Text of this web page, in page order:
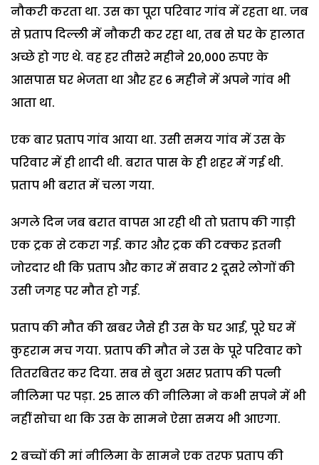
नौकरी करता था. उस का पूरा परिवार गांव में रहता था. जब
से प्रताप दिल्ली में नौकरी कर रहा था, तब से घर के हालात
अच्छे हो गए थे. वह हर तीसरे महीने 20,000 रुपए के
आसपास घर भेजता था और हर 6 महीने में अपने गांव भी
आता था.
एक बार प्रताप गांव आया था. उसी समय गांव में उस के
परिवार में ही शादी थी. बरात पास के ही शहर में गई थी.
प्रताप भी बरात में चला गया.
अगले दिन जब बरात वापस आ रही थी तो प्रताप की गाड़ी
एक ट्रक से टकरा गई. कार और ट्रक की टक्कर इतनी
जोरदार थी कि प्रताप और कार में सवार 2 दूसरे लोगों की
उसी जगह पर मौत हो गई.
प्रताप की मौत की खबर जैसे ही उस के घर आई, पूरे घर में
कुहराम मच गया. प्रताप की मौत ने उस के पूरे परिवार को
तितरबितर कर दिया. सब से बुरा असर प्रताप की पत्नी
नीलिमा पर पड़ा. 25 साल की नीलिमा ने कभी सपने में भी
नहीं सोचा था कि उस के सामने ऐसा समय भी आएगा.
2 बच्चों की मां नीलिमा के सामने एक तरफ प्रताप की